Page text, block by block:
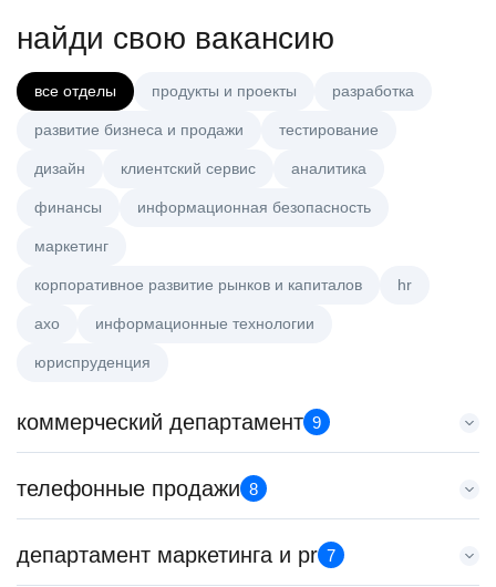
найди свою вакансию
все отделы продукты и проекты разработка
развитие бизнеса и продажи тестирование
дизайн клиентский сервис аналитика
финансы информационная безопасность
маркетинг
корпоративное развитие рынков и капиталов hr
axo информационные технологии
юриспруденция
коммерческий департамент 9
Key Account Manager (EdTech)
HeadHunter::Коммерческий департамент
150000 ₽
телефонные продажи 8
HeadHunter::Телефонные продажи
департамент маркетинга и pr 7